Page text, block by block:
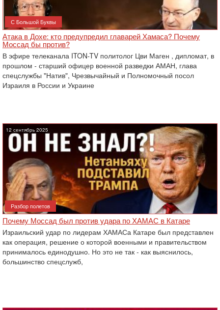
С Большой Буквы
Атака в Дохе: кто предупредил главарей Хамаса? Почему
Моссад бы против?
В эфире телеканала ITON-TV политолог Цви Маген , дипломат, в
прошлом - старший офицер военной разведки АМАН, глава
спецслужбы "Натив", ‎Чрезвычайный и Полномочный посол
Израиля в России и Украине
12 сентябрь 2025
Разбор полетов
Почему Моссад был против удара по ХАМАС в Катаре
Израильский удар по лидерам ХАМАСа Катаре был представлен
как операция, решение о которой военными и правительством
принималось единодушно. Но это не так - как выяснилось,
большинство спецслужб,